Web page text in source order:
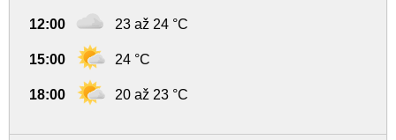
12:00 23 až 24 °C
15:00 24 °C
18:00 20 až 23 °C